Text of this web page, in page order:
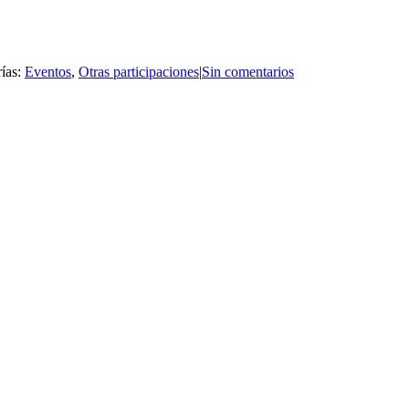
Eventos, Otras participaciones|Sin comentarios